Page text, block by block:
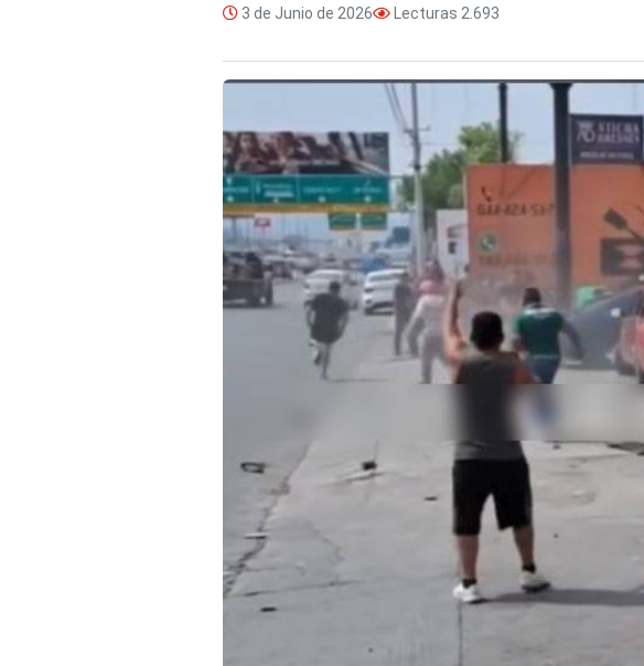
3 de Junio de 2026 Lecturas 2.693